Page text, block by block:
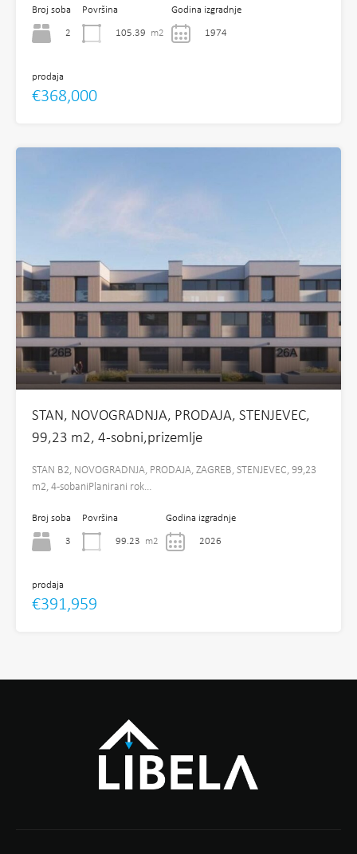
Broj soba
2
Površina
105.39 m2
Godina izgradnje
1974
prodaja
€368,000
STAN, NOVOGRADNJA, PRODAJA, STENJEVEC,
99,23 m2, 4-sobni,prizemlje
STAN B2, NOVOGRADNJA, PRODAJA, ZAGREB, STENJEVEC, 99,23
m2, 4-sobaniPlanirani rok…
Broj soba
3
Površina
99.23 m2
Godina izgradnje
2026
prodaja
€391,959